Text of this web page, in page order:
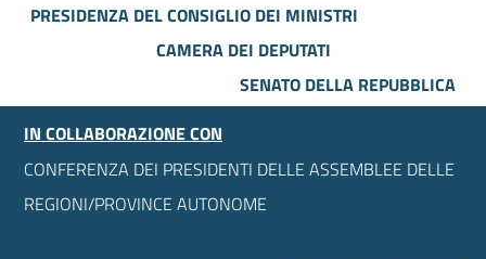
PRESIDENZA DEL CONSIGLIO DEI MINISTRI
CAMERA DEI DEPUTATI
SENATO DELLA REPUBBLICA
IN COLLABORAZIONE CON
CONFERENZA DEI PRESIDENTI DELLE ASSEMBLEE DELLE
REGIONI/PROVINCE AUTONOME